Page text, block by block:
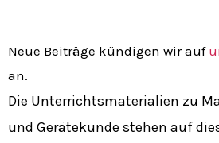
Neue Beiträge kündigen wir auf
an.
Die Unterrichtsmaterialien zu
und Gerätekunde stehen auf